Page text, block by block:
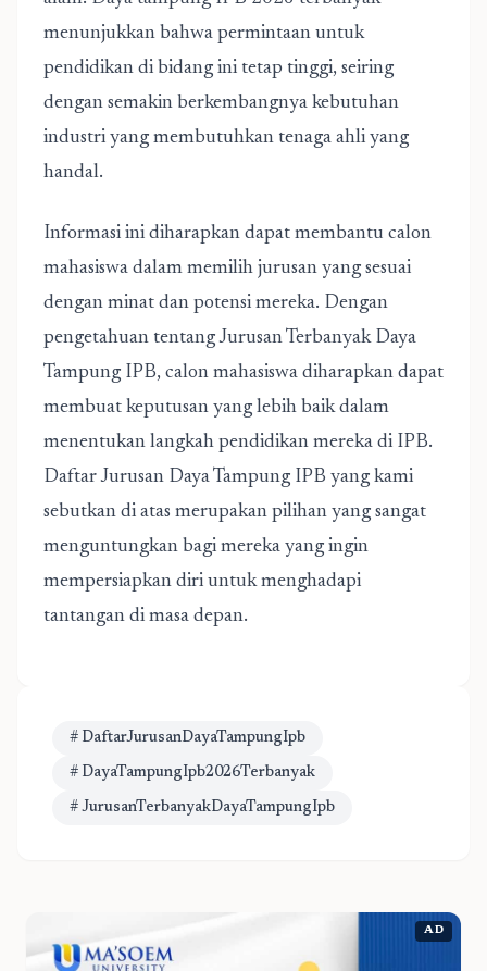
menunjukkan bahwa permintaan untuk
pendidikan di bidang ini tetap tinggi, seiring
dengan semakin berkembangnya kebutuhan
industri yang membutuhkan tenaga ahli yang
handal.
Informasi ini diharapkan dapat membantu calon
mahasiswa dalam memilih jurusan yang sesuai
dengan minat dan potensi mereka. Dengan
pengetahuan tentang Jurusan Terbanyak Daya
Tampung IPB, calon mahasiswa diharapkan dapat
membuat keputusan yang lebih baik dalam
menentukan langkah pendidikan mereka di IPB.
Daftar Jurusan Daya Tampung IPB yang kami
sebutkan di atas merupakan pilihan yang sangat
menguntungkan bagi mereka yang ingin
mempersiapkan diri untuk menghadapi
tantangan di masa depan.
# DaftarJurusanDayaTampungIpb
# DayaTampungIpb2026Terbanyak
# JurusanTerbanyakDayaTampungIpb
AD